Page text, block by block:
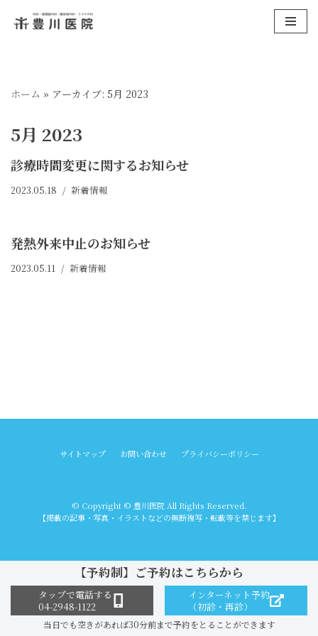
ン
へ
ス
キ
プ
ホーム » アーカイブ: 5月 2023
5月 2023
診療時間変更に関するお知らせ
2023.05.18 新着情報
発熱外来中止のお知らせ
2023.05.11 新着情報
【予約制】ご予約はこちらから
タップで電話する
04-2948-1122
インターネット予約
（初診・再診）
当日でも空きがあれば30分前まで予約をとることができます
サイトマップ お問い合わせ プライバシーポリシー
© Copyright © 豊川医院 All Rights Reserved.
【掲載の記事・写真・イラストなどの無断複写・転載等を禁じます】